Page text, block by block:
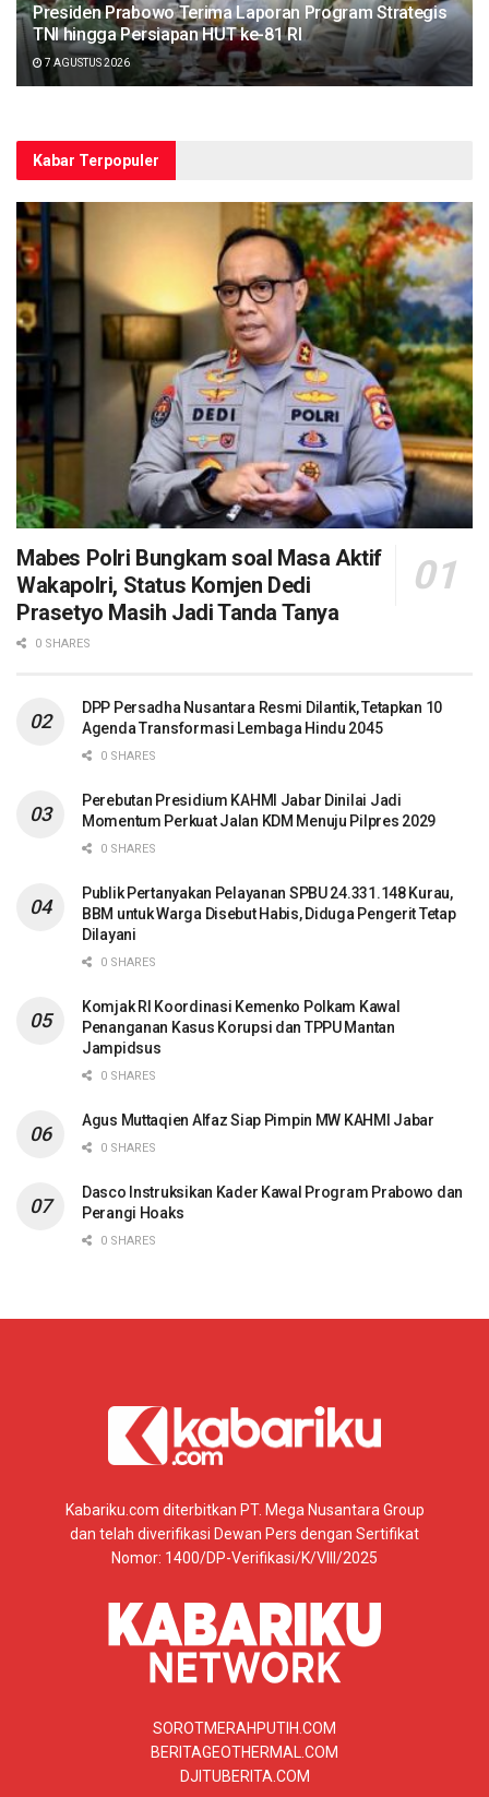
Presiden Prabowo Terima Laporan Program Strategis
TNI hingga Persiapan HUT ke-81 RI
7 AGUSTUS 2026
Kabar Terpopuler
Mabes Polri Bungkam soal Masa Aktif
Wakapolri, Status Komjen Dedi
Prasetyo Masih Jadi Tanda Tanya
0 SHARES
DPP Persadha Nusantara Resmi Dilantik, Tetapkan 10
Agenda Transformasi Lembaga Hindu 2045
0 SHARES
Perebutan Presidium KAHMI Jabar Dinilai Jadi
Momentum Perkuat Jalan KDM Menuju Pilpres 2029
0 SHARES
Publik Pertanyakan Pelayanan SPBU 24.331.148 Kurau,
BBM untuk Warga Disebut Habis, Diduga Pengerit Tetap
Dilayani
0 SHARES
Komjak RI Koordinasi Kemenko Polkam Kawal
Penanganan Kasus Korupsi dan TPPU Mantan
Jampidsus
0 SHARES
Agus Muttaqien Alfaz Siap Pimpin MW KAHMI Jabar
0 SHARES
Dasco Instruksikan Kader Kawal Program Prabowo dan
Perangi Hoaks
0 SHARES
Kabariku.com diterbitkan PT. Mega Nusantara Group
dan telah diverifikasi Dewan Pers dengan Sertifikat
Nomor: 1400/DP-Verifikasi/K/VIII/2025
SOROTMERAHPUTIH.COM
BERITAGEOTHERMAL.COM
DJITUBERITA.COM